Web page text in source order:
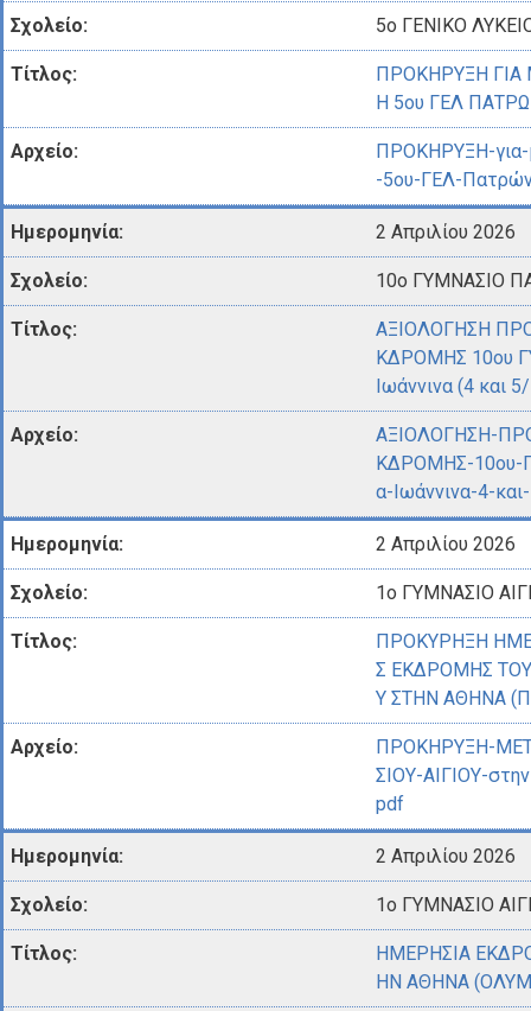
5ο ΓΕΝΙΚΟ
ΠΡΟΚΗΡΥΞΗ
Η 5ου ΓΕΛ
ΠΡΟΚΗΡΥΞΗ-για-
-5ου-ΓΕΛ-
2 Απριλίου 2026
10ο ΓΥΜΝΑΣΙΟ
ΑΞΙΟΛΟΓΗΣΗ
ΚΔΡΟΜΗΣ 10ου
Ιωάννινα (4 και
ΑΞΙΟΛΟΓΗΣΗ-
ΚΔΡΟΜΗΣ-10ου-
α-Ιωάννινα-4-
2 Απριλίου 2026
1ο ΓΥΜΝΑΣΙΟ
ΠΡΟΚΥΡΗΞΗ
Σ ΕΚΔΡΟΜΗΣ ΤΟΥ
Υ ΣΤΗΝ ΑΘΗΝΑ
ΠΡΟΚΗΡΥΞΗ-
ΣΙΟΥ-ΑΙΓΙΟΥ-
pdf
2 Απριλίου 2026
1ο ΓΥΜΝΑΣΙΟ
ΗΜΕΡΗΣΙΑ
ΗΝ ΑΘΗΝΑ